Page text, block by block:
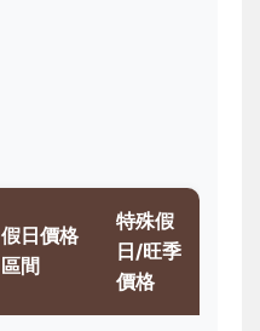
假日價格
區間
特殊假
日/旺季
價格